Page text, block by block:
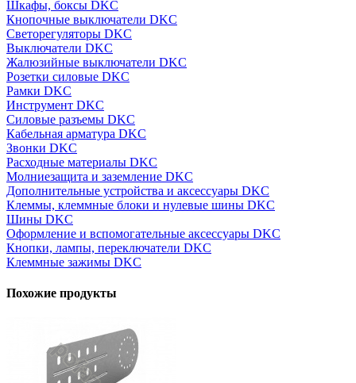
Шкафы, боксы DKC
Кнопочные выключатели DKC
Светорегуляторы DKC
Выключатели DKC
Жалюзийные выключатели DKC
Розетки силовые DKC
Рамки DKC
Инструмент DKC
Силовые разъемы DKC
Кабельная арматура DKC
Звонки DKC
Расходные материалы DKC
Молниезащита и заземление DKC
Дополнительные устройства и аксессуары DKC
Клеммы, клеммные блоки и нулевые шины DKC
Шины DKC
Оформление и вспомогательные аксессуары DKC
Кнопки, лампы, переключатели DKC
Клеммные зажимы DKC
Похожие продукты